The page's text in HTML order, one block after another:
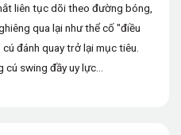
liên tục dõi theo đường bóng,
qua lại như thể cố "điều
cú đánh quay trở lại mục tiêu.
cú swing đầy uy lực…